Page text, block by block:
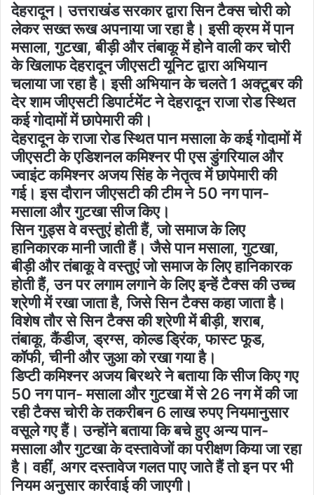
देहरादून। उत्तराखंड सरकार द्वारा सिन टैक्स चोरी को
लेकर सख्त रूख अपनाया जा रहा है। इसी क्रम में पान
मसाला, गुटखा, बीड़ी और तंबाकू में होने वाली कर चोरी
के खिलाफ देहरादून जीएसटी यूनिट द्वारा अभियान
चलाया जा रहा है। इसी अभियान के चलते 1 अक्टूबर की
देर शाम जीएसटी डिपार्टमेंट ने देहरादून राजा रोड स्थित
कई गोदामों में छापेमारी की।
देहरादून के राजा रोड स्थित पान मसाला के कई गोदामों में
जीएसटी के एडिशनल कमिश्नर पी एस डुंगरियाल और
ज्वाइंट कमिश्नर अजय सिंह के नेतृत्व में छापेमारी की
गई। इस दौरान जीएसटी की टीम ने 50 नग पान-
मसाला और गुटखा सीज किए।
सिन गुड्स वे वस्तुएं होती हैं, जो समाज के लिए
हानिकारक मानी जाती हैं। जैसे पान मसाला, गुटखा,
बीड़ी और तंबाकू वे वस्तुएं जो समाज के लिए हानिकारक
होती हैं, उन पर लगाम लगाने के लिए इन्हें टैक्स की उच्च
श्रेणी में रखा जाता है, जिसे सिन टैक्स कहा जाता है।
विशेष तौर से सिन टैक्स की श्रेणी में बीड़ी, शराब,
तंबाकू, कैंडीज, ड्रग्स, कोल्ड ड्रिंक, फास्ट फूड,
कॉफी, चीनी और जुआ को रखा गया है।
डिप्टी कमिश्नर अजय बिरथरे ने बताया कि सीज किए गए
50 नग पान- मसाला और गुटखा में से 26 नग में की जा
रही टैक्स चोरी के तकरीबन 6 लाख रुपए नियमानुसार
वसूले गए हैं। उन्होंने बताया कि बचे हुए अन्य पान-
मसाला और गुटखा के दस्तावेजों का परीक्षण किया जा रहा
है। वहीं, अगर दस्तावेज गलत पाए जाते हैं तो इन पर भी
नियम अनुसार कार्रवाई की जाएगी।